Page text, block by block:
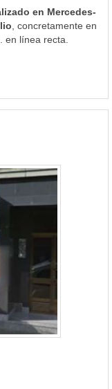
en Mercedes-
, concretamente en
en línea recta.